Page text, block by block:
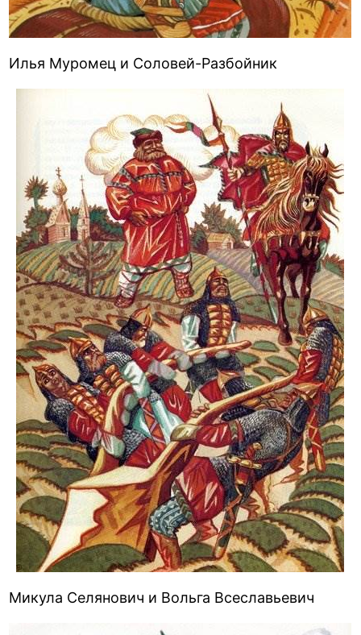
Илья Муромец и Соловей-Разбойник
Микула Селянович и Вольга Всеславьевич